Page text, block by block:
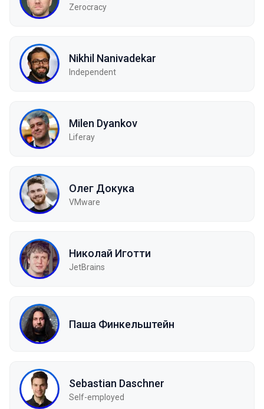
Zerocracy
Nikhil Nanivadekar
Independent
Milen Dyankov
Liferay
Олег Докука
VMware
Николай Иготти
JetBrains
Паша Финкельштейн
Sebastian Daschner
Self-employed